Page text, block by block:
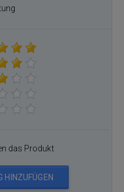
das Produkt
HINZUFÜGEN